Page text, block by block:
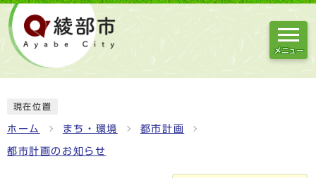
メニュー
現在位置
ホーム まち・環境 都市計画
都市計画のお知らせ